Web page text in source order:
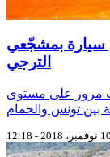
سيارة بمشجّعي
الترجي
الجمعة 09 نوفمبر 2018 حادث مرور على مستوى